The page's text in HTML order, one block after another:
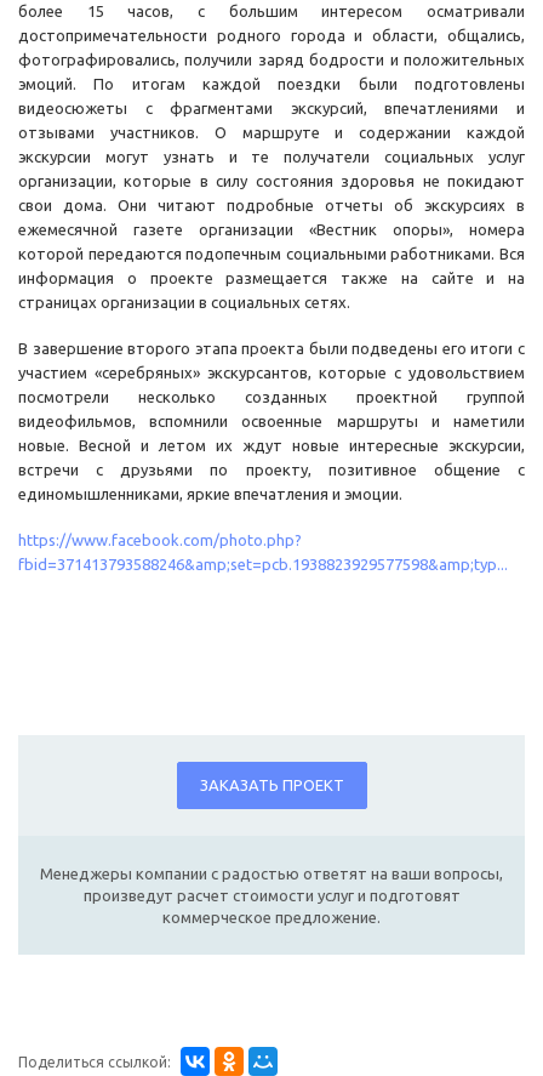
более 15 часов, с большим интересом осматривали
достопримечательности родного города и области, общались,
фотографировались, получили заряд бодрости и положительных
эмоций. По итогам каждой поездки были подготовлены
видеосюжеты с фрагментами экскурсий, впечатлениями и
отзывами участников. О маршруте и содержании каждой
экскурсии могут узнать и те получатели социальных услуг
организации, которые в силу состояния здоровья не покидают
свои дома. Они читают подробные отчеты об экскурсиях в
ежемесячной газете организации «Вестник опоры», номера
которой передаются подопечным социальными работниками. Вся
информация о проекте размещается также на сайте и на
страницах организации в социальных сетях.
В завершение второго этапа проекта были подведены его итоги с
участием «серебряных» экскурсантов, которые с удовольствием
посмотрели несколько созданных проектной группой
видеофильмов, вспомнили освоенные маршруты и наметили
новые. Весной и летом их ждут новые интересные экскурсии,
встречи с друзьями по проекту, позитивное общение с
единомышленниками, яркие впечатления и эмоции.
https://www.facebook.com/photo.php?
fbid=371413793588246&amp;set=pcb.1938823929577598&amp;typ...
ЗАКАЗАТЬ ПРОЕКТ
Менеджеры компании с радостью ответят на ваши вопросы,
произведут расчет стоимости услуг и подготовят
коммерческое предложение.
Поделиться ссылкой: